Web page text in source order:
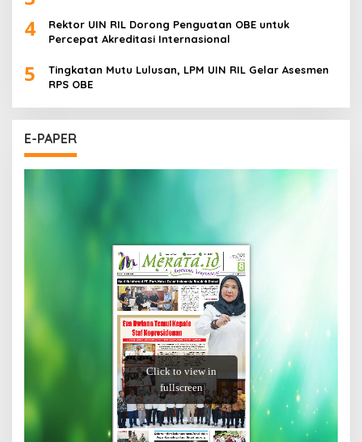
4
Rektor UIN RIL Dorong Penguatan OBE untuk
Percepat Akreditasi Internasional
5
Tingkatan Mutu Lulusan, LPM UIN RIL Gelar Asesmen
RPS OBE
E-PAPER